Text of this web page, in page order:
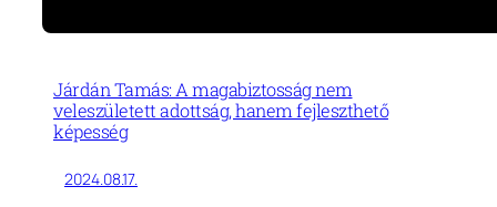
Járdán Tamás: A magabiztosság nem
veleszületett adottság, hanem fejleszthető
képesség
2024.08.17.